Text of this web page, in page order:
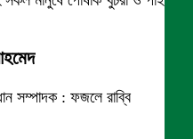
সম্পাদক : ফজলে রাব্বি